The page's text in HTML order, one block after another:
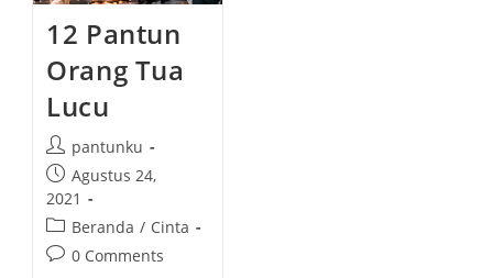
12 Pantun
Orang Tua
Lucu
P
o
s
t
a
u
pantunku
P
o
s
t
p
Agustus 24,
2021
P
o
Beranda / Cinta
P
0 Comments